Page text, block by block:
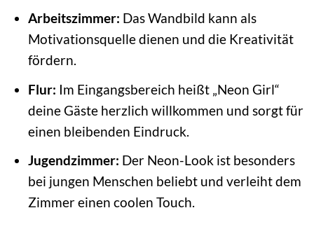
Arbeitszimmer: Das Wandbild kann als
Motivationsquelle dienen und die Kreativität
fördern.
Flur: Im Eingangsbereich heißt „Neon Girl“
deine Gäste herzlich willkommen und sorgt für
einen bleibenden Eindruck.
Jugendzimmer: Der Neon-Look ist besonders
bei jungen Menschen beliebt und verleiht dem
Zimmer einen coolen Touch.